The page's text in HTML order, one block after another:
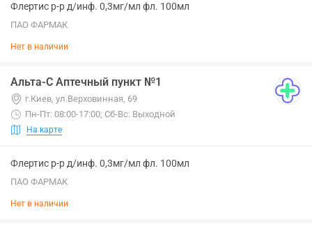
Флертис р-р д/инф. 0,3мг/мл фл. 100мл
ПАО ФАРМАК
Нет в наличии
Альта-С Аптечный пункт №1
г.Киев, ул.Верховинная, 69
Пн-Пт: 08:00-17:00; Сб-Вс: Выходной
На карте
Флертис р-р д/инф. 0,3мг/мл фл. 100мл
ПАО ФАРМАК
Нет в наличии